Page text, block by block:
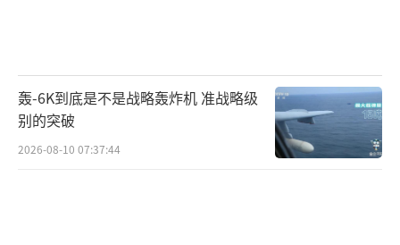
轰-6K到底是不是战略轰炸机 准战略级
别的突破
2026-08-10 07:37:44